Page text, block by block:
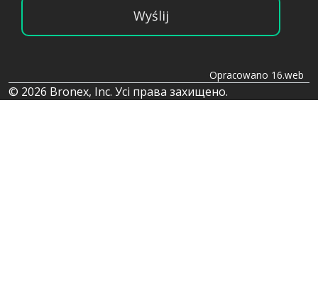
Wyślij
Opracowano 16.web
© 2026 Bronex, Inc. Усі права захищено.